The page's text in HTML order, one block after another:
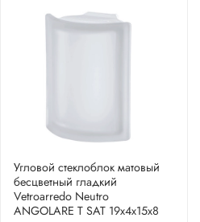
Угловой стеклоблок матовый
бесцветный гладкий
Vetroarredo Neutro
ANGOLARE T SAT 19x4x15x8